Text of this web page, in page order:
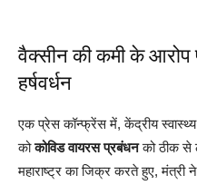
वैक्सीन की कमी के आरोप
हर्षवर्धन
एक प्रेस कॉन्फ्रेंस में, केंद्रीय
कोकोविड वायरस प्रबंधनको ठीक से
महाराष्ट्र का जिक्र करते हुए, मंत्री ने